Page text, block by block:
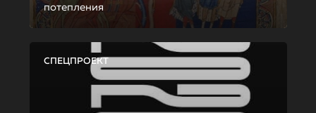
потепления
СПЕЦПРОЕКТ